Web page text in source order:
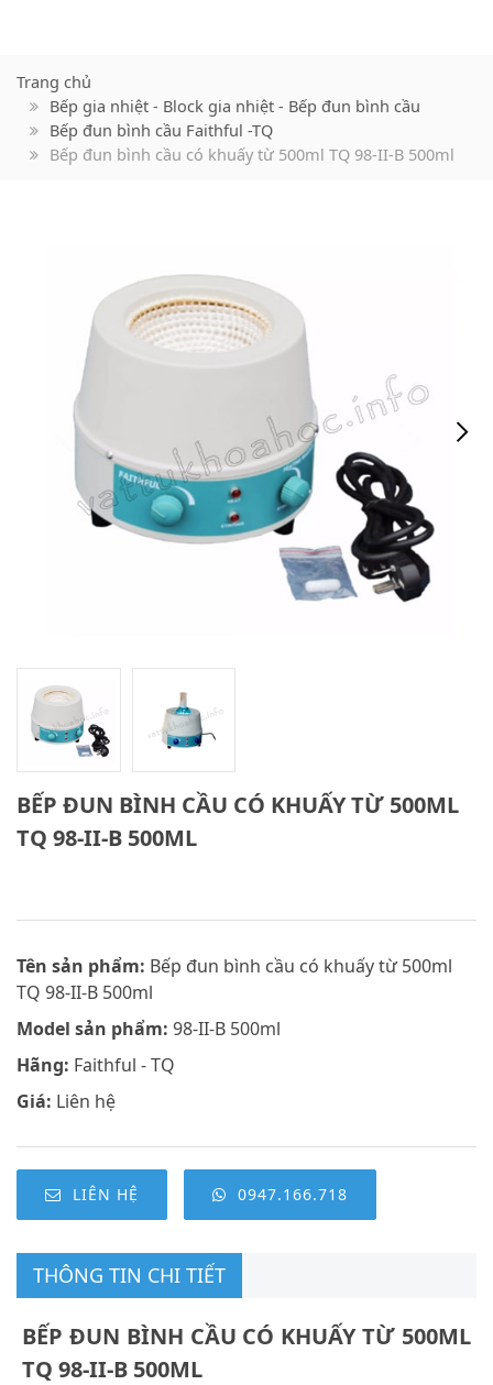
Trang chủ
Bếp gia nhiệt - Block gia nhiệt - Bếp đun bình cầu
Bếp đun bình cầu Faithful -TQ
Bếp đun bình cầu có khuấy từ 500ml TQ 98-II-B 500ml
BẾP ĐUN BÌNH CẦU CÓ KHUẤY TỪ 500ML
TQ 98-II-B 500ML
Tên sản phẩm: Bếp đun bình cầu có khuấy từ 500ml
TQ 98-II-B 500ml
Model sản phẩm: 98-II-B 500ml
Hãng: Faithful - TQ
Giá: Liên hệ
LIÊN HỆ 0947.166.718
THÔNG TIN CHI TIẾT
BẾP ĐUN BÌNH CẦU CÓ KHUẤY TỪ 500ML
TQ 98-II-B 500ML